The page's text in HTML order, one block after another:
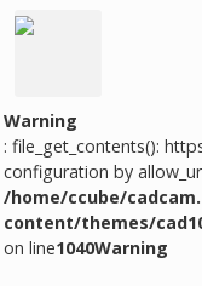
Warning
: file_get_contents():
configuration by
/home/ccube/
content/themes/
on line1040Warning